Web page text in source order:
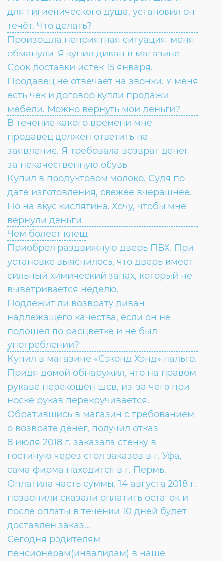
для гигиенического душа, установил он
течёт. Что делать?
Произошла неприятная ситуация, меня
обманули. Я купил диван в магазине.
Срок доставки истёк 15 января.
Продавец не отвечает на звонки. У меня
есть чек и договор купли продажи
мебели. Можно вернуть мои деньги?
В течение какого времени мне
продавец должен ответить на
заявление. Я требовала возврат денег
за некачественную обувь
Купил в продуктовом молоко. Судя по
дате изготовления, свежее вчерашнее.
Но на вкус кислятина. Хочу, чтобы мне
вернули деньги
Чем болеет клещ
Приобрел раздвижную дверь ПВХ. При
установке выяснилось, что дверь имеет
сильный химический запах, который не
выветривается неделю.
Подлежит ли возврату диван
надлежащего качества, если он не
подошел по расцветке и не был
употреблении?
Купил в магазине «Сэконд Хэнд» пальто.
Придя домой обнаружил, что на правом
рукаве перекошен шов, из-за чего при
носке рукав перекручивается.
Обратившись в магазин с требованием
о возврате денег, получил отказ
ВОПРОС:
8 июля 2018 г. заказала стенку в
гостиную через стол заказов в г. Уфа,
сама фирма находится в г. Пермь.
Оплатила часть суммы. 14 августа 2018 г.
позвонили сказали оплатить остаток и
после оплаты в течении 10 дней будет
доставлен заказ...
ВОПРОС:
Сегодня родителям
пенсионерам(инвалидам) в наше